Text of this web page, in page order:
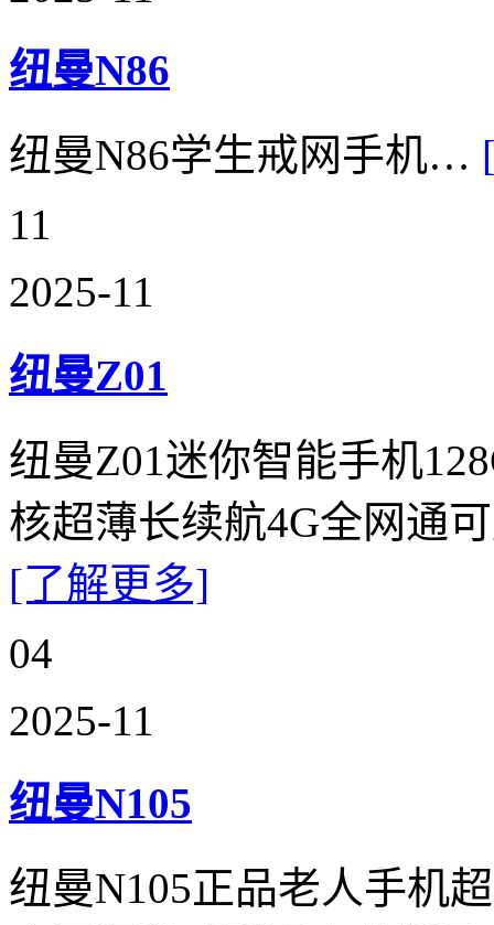
纽曼N86
纽曼N86学生戒网手机…
11
2025-11
纽曼Z01
纽曼Z01迷你智能手机
核超薄长续航4G全网通
[了解更多]
04
2025-11
纽曼N105
纽曼N105正品老人手机